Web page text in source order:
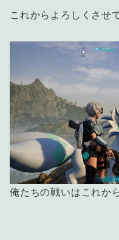
これからよろしくさせ
俺たちの戦いはこれか